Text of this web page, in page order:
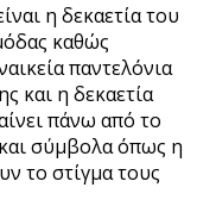
η δεκαετία του
καθώς
παντελόνια
και η δεκαετία
πάνω από το
και σύμβολα όπως η
το στίγμα τους